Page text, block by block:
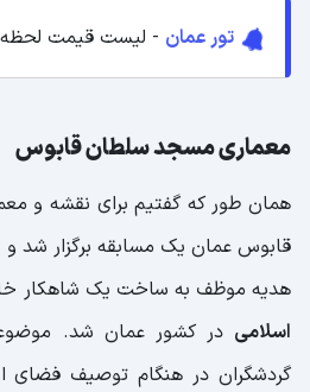
تور عمان - لیست قیمت لحظه
معماری مسجد سلطان قابوس
همان طور که گفتیم برای نقشه و
قابوس عمان یک مسابقه برگزار
هدیه موظف به ساخت یک شاهکار
اسلامی در کشور عمان شد.
گردشگران در هنگام توصیف